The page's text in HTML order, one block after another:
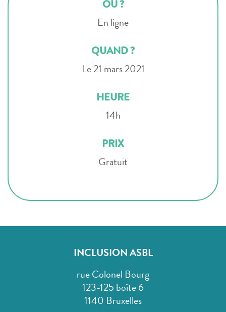
OÙ ?
En ligne
QUAND ?
Le 21 mars 2021
HEURE
14h
PRIX
Gratuit
INCLUSION ASBL
rue Colonel Bourg
123-125 boîte 6
1140 Bruxelles